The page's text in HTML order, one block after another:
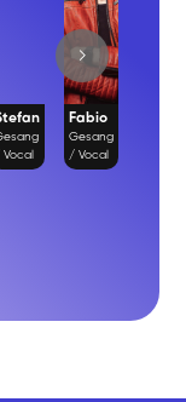
Vocal
Fabio
Gesang
/ Vocal